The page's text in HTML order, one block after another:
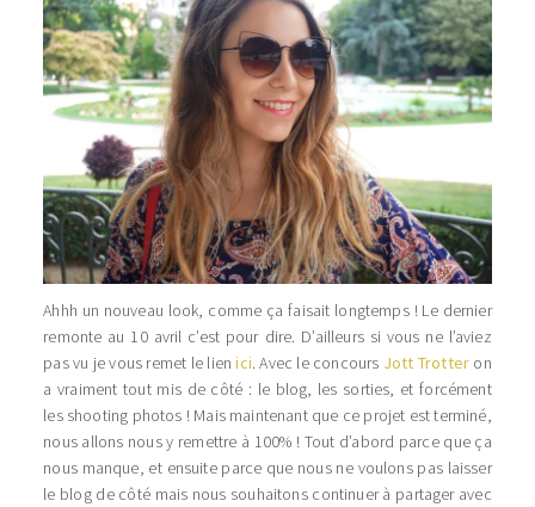
Ahhh un nouveau look, comme ça faisait longtemps ! Le dernier
remonte au 10 avril c’est pour dire. D’ailleurs si vous ne l’aviez
pas vu je vous remet le lienici. Avec le concours Jott Trotter on
a vraiment tout mis de côté : le blog, les sorties, et forcément
les shooting photos ! Mais maintenant que ce projet est terminé,
nous allons nous y remettre à 100% ! Tout d’abord parce que ça
nous manque, et ensuite parce que nous ne voulons pas laisser
le blog de côté mais nous souhaitons continuer à partager avec